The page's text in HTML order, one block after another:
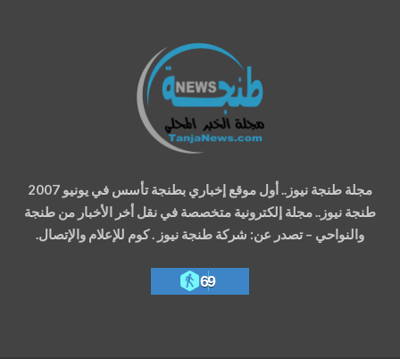
مجلة طنجة نيوز.. أول موقع إخباري بطنجة تأسس في يونيو 2007
طنجة نيوز.. مجلة إلكترونية متخصصة في نقل أخر الأخبار من طنجة
والنواحي – تصدر عن: شركة طنجة نيوز . كوم للإعلام والإتصال.
69